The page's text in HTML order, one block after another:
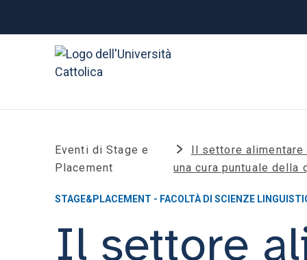
Eventi di Stage e
Placement
Il settore
una cura puntuale
STAGE&PLACEMENT - FACOLTÀ DI SCIENZE
Il settore